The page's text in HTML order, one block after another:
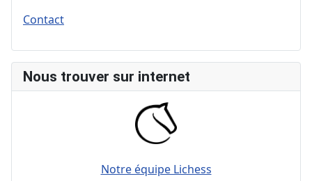
Contact
Nous trouver sur internet
Notre équipe Lichess